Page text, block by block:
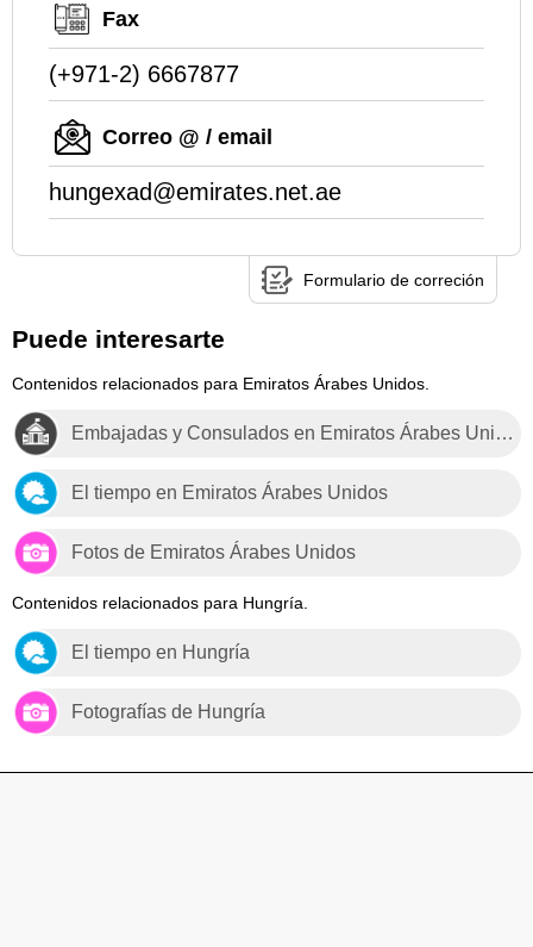
Fax
(+971-2) 6667877
Correo @ / email
hungexad@emirates.net.ae
Formulario de correción
Puede interesarte
Contenidos relacionados para Emiratos Árabes Unidos.
Embajadas y Consulados en Emiratos Árabes Unidos
El tiempo en Emiratos Árabes Unidos
Fotos de Emiratos Árabes Unidos
Contenidos relacionados para Hungría.
El tiempo en Hungría
Fotografías de Hungría